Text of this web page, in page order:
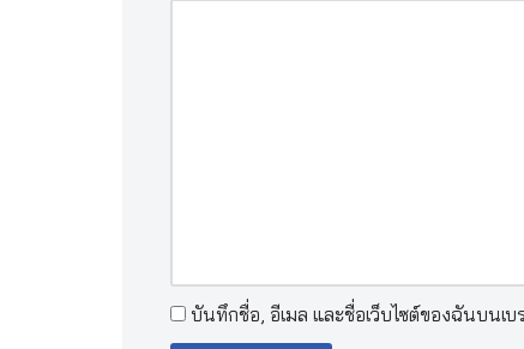
บันทึกชื่อ, อีเมล และชื่อเว็บไซต์ของฉันบนเ